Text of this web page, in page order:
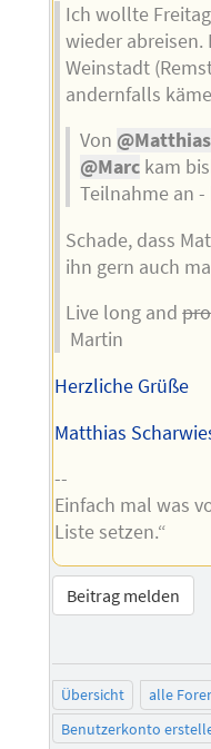
Ich wollte
wieder abreisen.
Weinstadt
andernfalls
Von
@Marc kam
Teilnahme an
Schade, dass
ihn gern auch
Live long and
Martin
Herzliche Grüße
Matthias
--
Einfach mal was
Liste setzen.“
Beitrag melden
Übersicht alle
Benutzerkonto